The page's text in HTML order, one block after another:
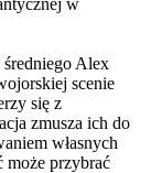
w
Alex
scenie
się z
zmusza ich do
własnych
może przybrać